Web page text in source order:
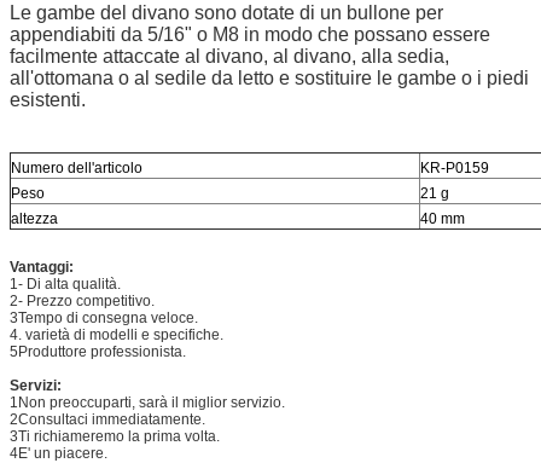
Le gambe del divano sono dotate di un bullone per
appendiabiti da 5/16" o M8 in modo che possano essere
facilmente attaccate al divano, al divano, alla sedia,
all'ottomana o al sedile da letto e sostituire le gambe o i piedi
esistenti.
Numero dell'articolo
KR-P0159
Peso
21 g
altezza
40 mm
Vantaggi:
1- Di alta qualità.
2- Prezzo competitivo.
3Tempo di consegna veloce.
4. varietà di modelli e specifiche.
5Produttore professionista.
Servizi:
1Non preoccuparti, sarà il miglior servizio.
2Consultaci immediatamente.
3Ti richiameremo la prima volta.
4E' un piacere.